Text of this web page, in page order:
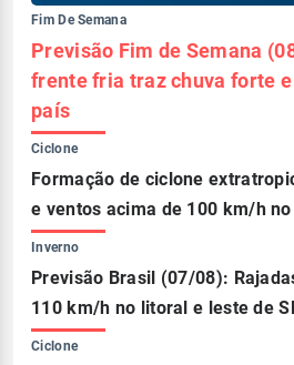
Fim De Semana
Previsão Fim de Semana
frente fria traz chuva forte
país
Ciclone
Formação de ciclone
e ventos acima de 100 km/h no
Inverno
Previsão Brasil (07/08):
110 km/h no litoral e leste de
Ciclone